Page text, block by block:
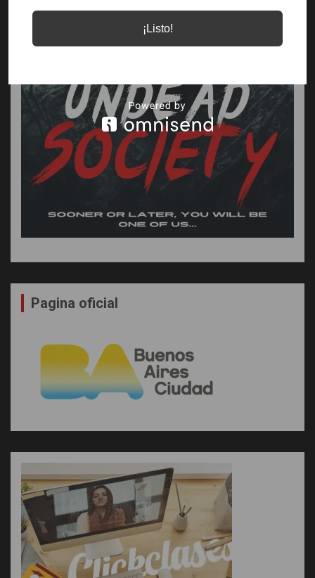
Pagina oficial
¡Listo!